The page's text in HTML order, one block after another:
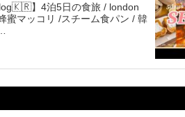
】4泊5日の食旅 / london
蜜マッコリ /スチーム食パン / 韓